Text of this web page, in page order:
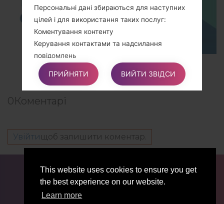
This website uses cookies to ensure you get
the best experience on our website.
Learn more
TOP 5 SECRET CODES for LG!
0 Коментарі
Увійти щоб залишити коментар.
ПРИВАТНІСТЬ
Персональні дані збираються для наступних
цілей і для використання таких послуг:
Коментування контенту
Керування контактами та надсилання
повідомлень
Права Користувачів
Користувачі можуть користуватися певними
Скасувати свою згоду в будь-який час.
Користувачі мають право скасувати свою
згоду, якщо раніше вони давали згоду на
ПРИЙНЯТИ ВИЙТИ ЗВІДСИ